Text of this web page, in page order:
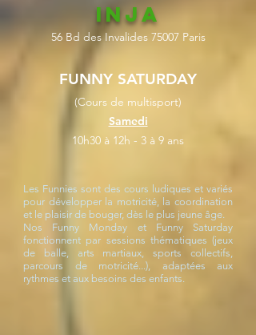
INJA
56 Bd des Invalides 75007 Paris
FUNNY SATURDAY
(Cours de multisport)
Samedi
10h30 à 12h - 3 à 9 ans
​Les Funnies sont des cours ludiques et variés
pour développer la motricité, la coordination
et le plaisir de bouger, dès le plus jeune âge.
Nos Funny Monday et Funny Saturday
fonctionnent par sessions thématiques (jeux
de balle, arts martiaux, sports collectifs,
parcours de motricité...), adaptées aux
rythmes et aux besoins des enfants.